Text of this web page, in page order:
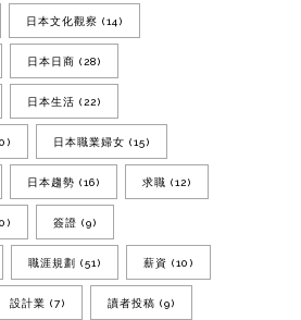
日本文化觀察 (14)
日本日商 (28)
日本生活 (22)
日本職業婦女 (15)
日本趨勢 (16) 求職 (12)
簽證 (9)
職涯規劃 (51) 薪資 (10)
設計業 (7) 讀者投稿 (9)